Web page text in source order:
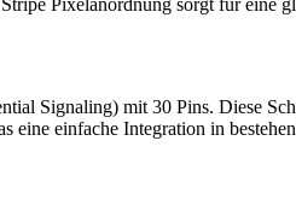
Pixelanordnung sorgt für eine
Signaling) mit 30 Pins. Diese
einfache Integration in